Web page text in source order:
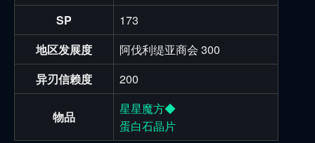
SP
173
地区发展度
阿伐利缇亚商会 300
异刃信赖度
200
物品
星星魔方◆
蛋白石晶片